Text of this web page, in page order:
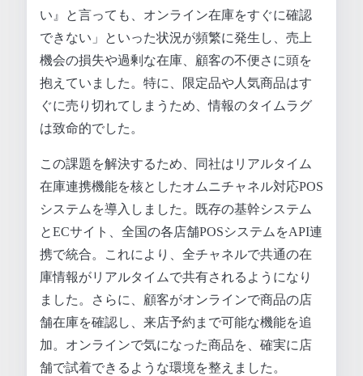
い』と言っても、オンライン在庫をすぐに確認
できない」といった状況が頻繁に発生し、売上
機会の損失や過剰な在庫、顧客の不便さに頭を
抱えていました。特に、限定品や人気商品はす
ぐに売り切れてしまうため、情報のタイムラグ
は致命的でした。
この課題を解決するため、同社はリアルタイム
在庫連携機能を核としたオムニチャネル対応POS
システムを導入しました。既存の基幹システム
とECサイト、全国の各店舗POSシステムをAPI連
携で統合。これにより、全チャネルで共通の在
庫情報がリアルタイムで共有されるようになり
ました。さらに、顧客がオンラインで商品の店
舗在庫を確認し、来店予約まで可能な機能を追
加。オンラインで気になった商品を、確実に店
舗で試着できるような環境を整えました。